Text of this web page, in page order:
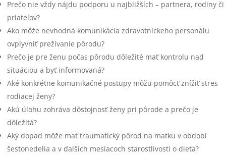
Prečo nie vždy nájdu podporu u najbližších – partnera, rodiny či
priateľov?
Ako môže nevhodná komunikácia zdravotníckeho personálu
ovplyvniť prežívanie pôrodu?
Prečo je pre ženu počas pôrodu dôležité mať kontrolu nad
situáciou a byť informovaná?
Aké konkrétne komunikačné postupy môžu pomôcť znížiť stres
rodiacej ženy?
Akú úlohu zohráva dôstojnosť ženy pri pôrode a prečo je
dôležitá?
Aký dopad môže mať traumatický pôrod na matku v období
šestonedelia a v ďalších mesiacoch starostlivosti o dieťa?